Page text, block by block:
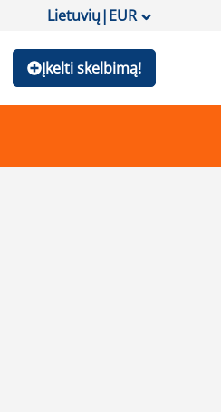
Lietuvių|EUR
Įkelti skelbimą!